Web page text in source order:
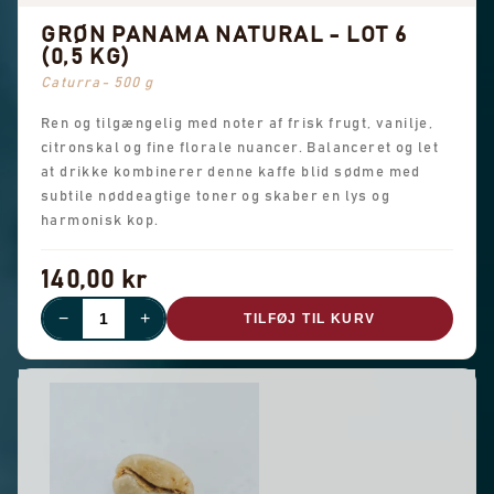
GRØN PANAMA NATURAL - LOT 6
(0,5 KG)
Caturra- 500 g
Ren og tilgængelig med noter af frisk frugt, vanilje,
citronskal og fine florale nuancer. Balanceret og let
at drikke kombinerer denne kaffe blid sødme med
subtile nøddeagtige toner og skaber en lys og
harmonisk kop.
140,00 kr
− + TILFØJ TIL KURV